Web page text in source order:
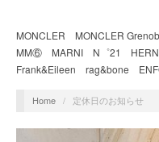
MONCLER MONCLER
MM⑥ MARNI N゜21
Frank&Eileen rag&bone
Home / 定休日のお知らせ